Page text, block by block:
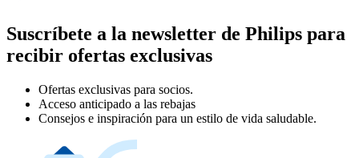
Suscríbete a la newsletter de Philips para
recibir ofertas exclusivas
Ofertas exclusivas para socios.
Acceso anticipado a las rebajas
Consejos e inspiración para un estilo de vida saludable.